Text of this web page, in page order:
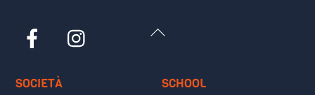
Back
Facebook
SOCIETÀ SCHOOL